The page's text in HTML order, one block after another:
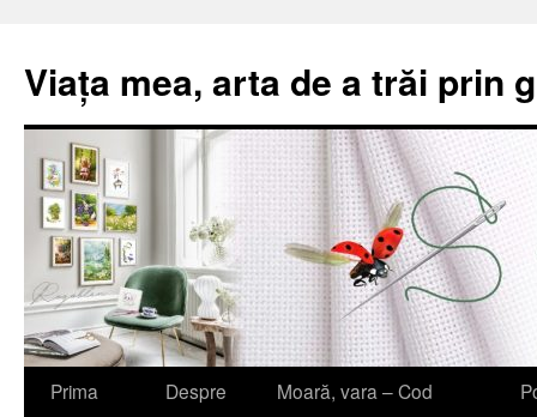
Viața mea, arta de a trăi prin
Sari
Prima
Despre
Moară, vara – Cod